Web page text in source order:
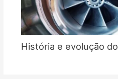
História e evolução